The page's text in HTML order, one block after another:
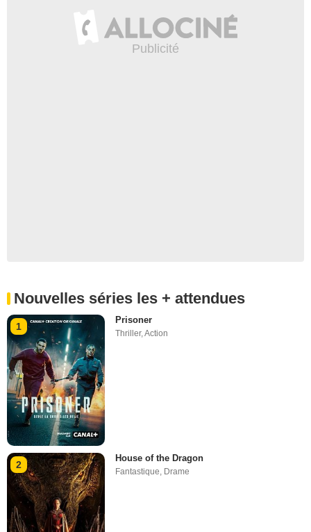
Nouvelles séries les + attendues
1
Prisoner
Thriller,Action
2
House of the Dragon
Fantastique Drame